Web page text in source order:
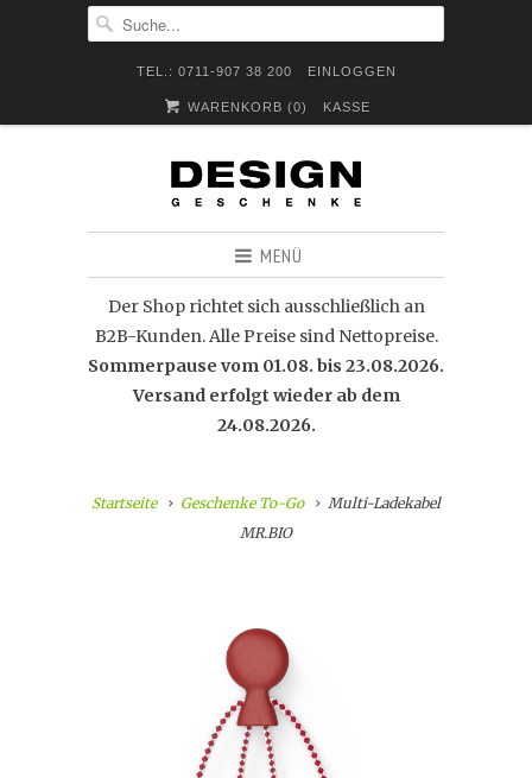
TEL.: 0711-907 38 200 EINLOGGEN
WARENKORB (0) KASSE
MENÜ
Der Shop richtet sich ausschließlich an
B2B-Kunden. Alle Preise sind Nettopreise.
Sommerpause vom 01.08. bis 23.08.2026.
Versand erfolgt wieder ab dem
24.08.2026.
Startseite Geschenke To-Go
Multi-Ladekabel
MR.BIO